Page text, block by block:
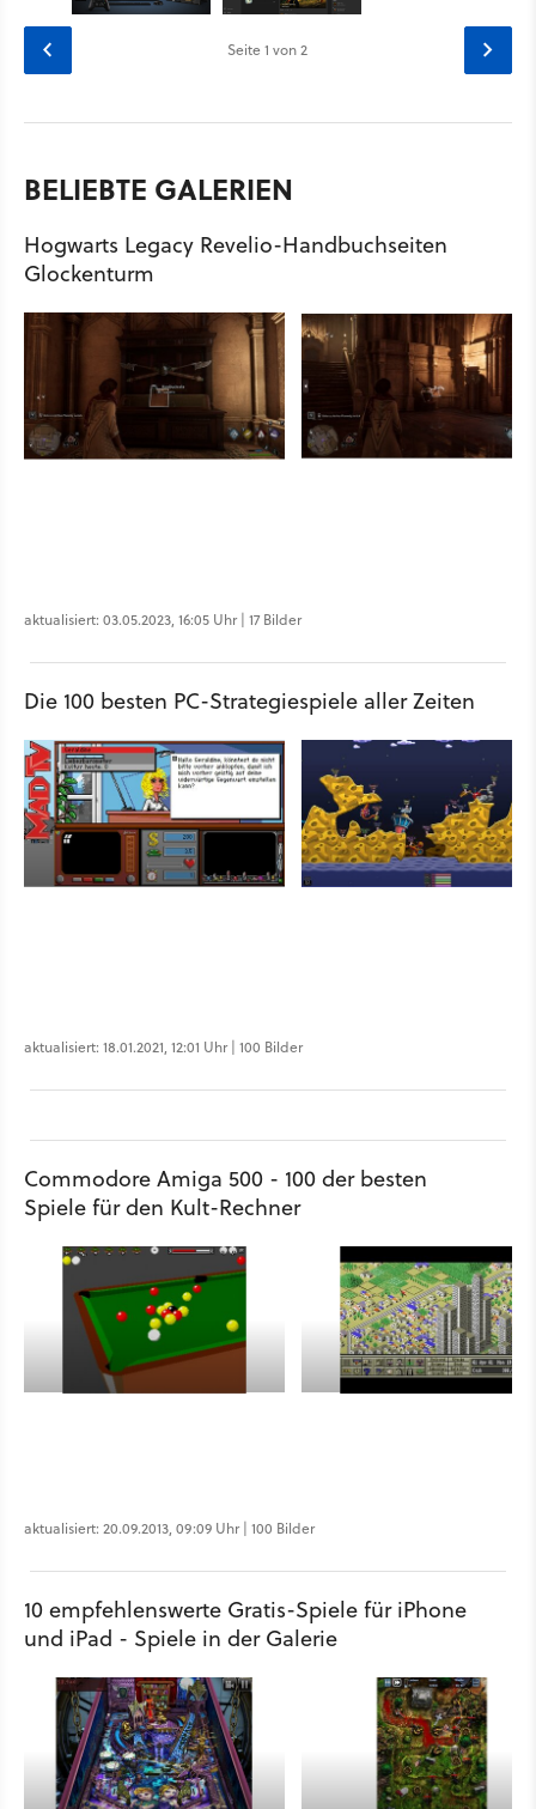
Seite1 von 2
BELIEBTE GALERIEN
Hogwarts Legacy Revelio-Handbuchseiten
Glockenturm
aktualisiert: 03.05.2023, 16:05 Uhr | 17 Bilder
Die 100 besten PC-Strategiespiele aller Zeiten
aktualisiert: 18.01.2021, 12:01 Uhr | 100 Bilder
Commodore Amiga 500 - 100 der besten
Spiele für den Kult-Rechner
aktualisiert: 20.09.2013, 09:09 Uhr | 100 Bilder
10 empfehlenswerte Gratis-Spiele für iPhone
und iPad - Spiele in der Galerie